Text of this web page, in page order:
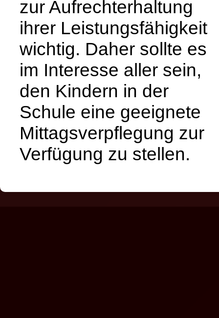
zur Aufrechterhaltung
ihrer Leistungsfähigkeit
wichtig. Daher sollte es
im Interesse aller sein,
den Kindern in der
Schule eine geeignete
Mittagsverpflegung zur
Verfügung zu stellen.